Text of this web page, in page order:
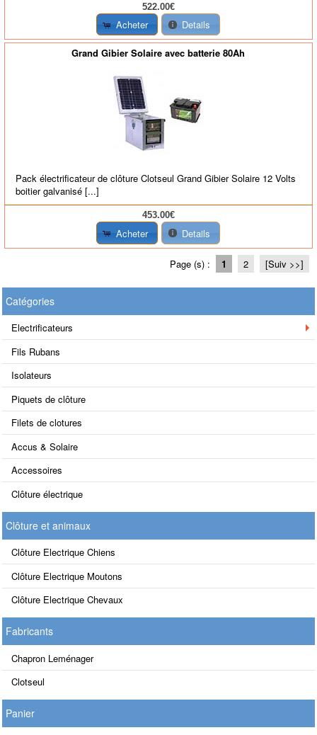
522.00€
Acheter Details
Grand Gibier Solaire avec batterie 80Ah
Pack électrificateur de clôture Clotseul Grand Gibier Solaire 12 Volts
boitier galvanisé [...]
453.00€
Acheter Details
Page (s) : 1 2 [Suiv >>]
Catégories
Electrificateurs
Fils Rubans
Isolateurs
Piquets de clôture
Filets de clotures
Accus & Solaire
Accessoires
Clôture électrique
Clôture et animaux
Clôture Electrique Chiens
Clôture Electrique Moutons
Clôture Electrique Chevaux
Fabricants
Chapron Leménager
Clotseul
Panier